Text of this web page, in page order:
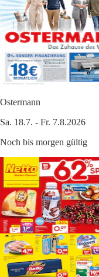
Ostermann
Sa. 18.7. - Fr. 7.8.2026
Noch bis morgen gültig